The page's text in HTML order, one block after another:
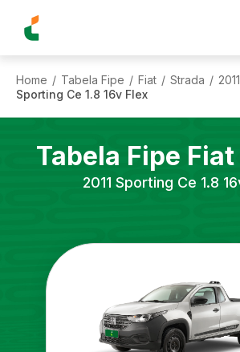
Home / Tabela Fipe / Fiat / Strada / 2011
Sporting Ce 1.8 16v Flex
Tabela Fipe Fiat
2011 Sporting Ce 1.8